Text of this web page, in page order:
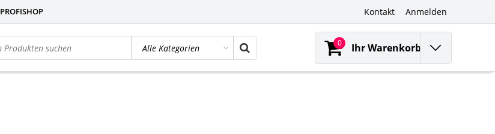
PROFISHOP Kontakt Anmelden
0 Ihr Warenkorb